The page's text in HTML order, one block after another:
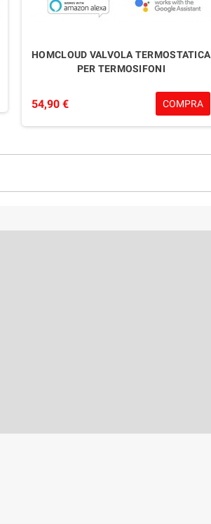
HOMCLOUD VALVOLA TERMOSTATICA
PER TERMOSIFONI
54,90 € COMPRA